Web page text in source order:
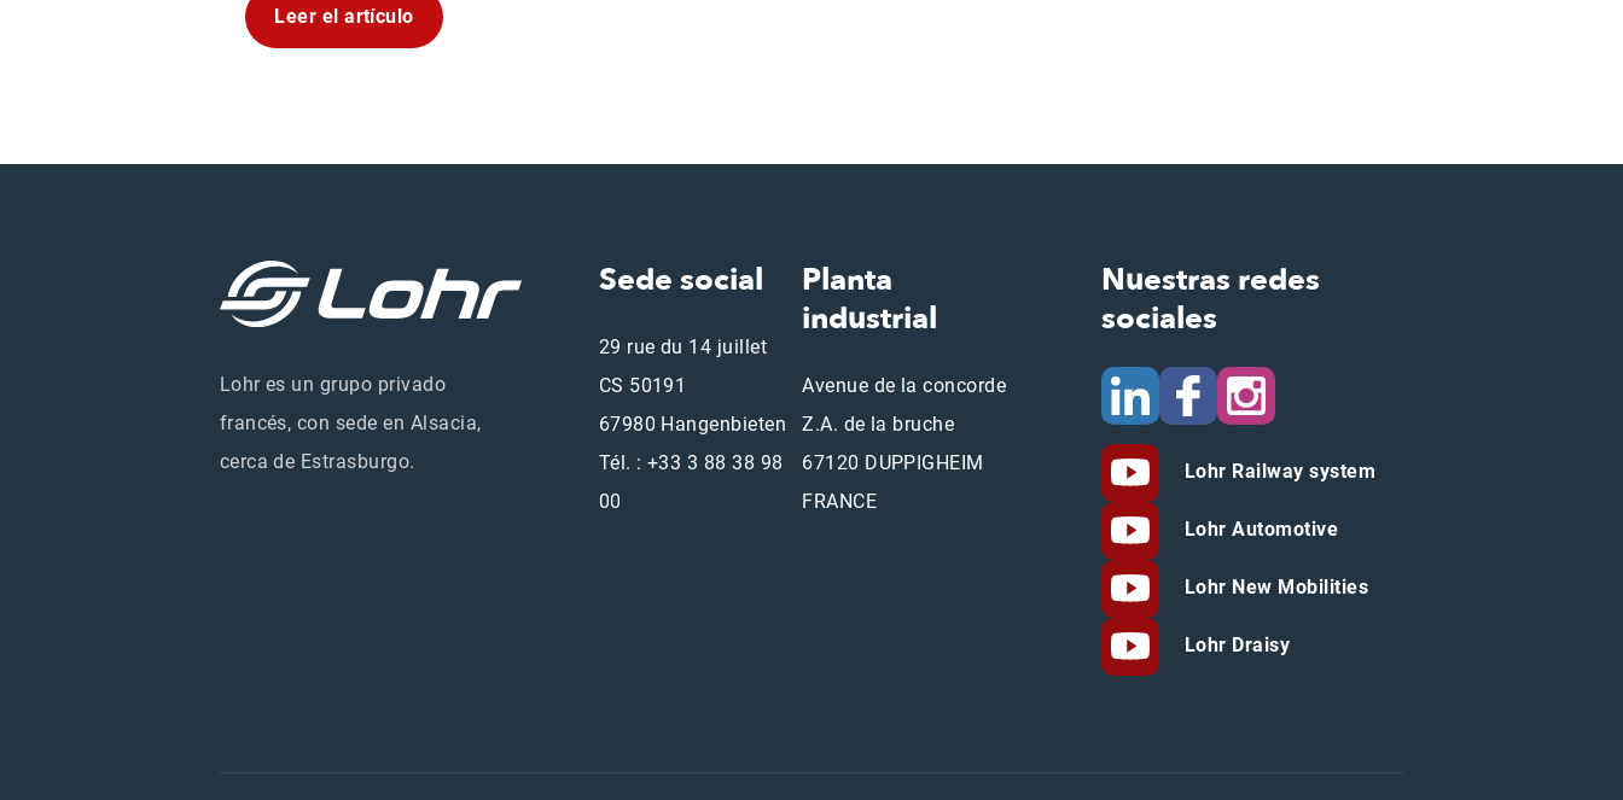
Leer el artículo
Lohr es un grupo privado
francés, con sede en Alsacia,
cerca de Estrasburgo.
Sede social
29 rue du 14 juillet
CS 50191
67980 Hangenbieten
Tél. : +33 3 88 38 98
00
Planta
industrial
Avenue de la concorde
Z.A. de la bruche
67120 DUPPIGHEIM
FRANCE
Nuestras redes
sociales
Lohr Railway system
Lohr Automotive
Lohr New Mobilities
Lohr Draisy